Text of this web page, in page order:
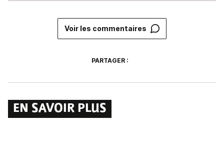
Voir les commentaires
PARTAGER :
EN SAVOIR PLUS